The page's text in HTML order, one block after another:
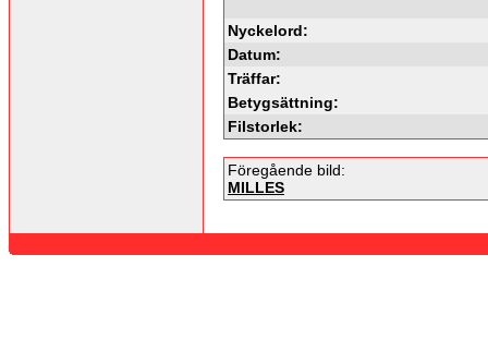
Nyckelord:
Datum:
Träffar:
Betygsättning:
Filstorlek:
Föregående bild:
MILLES